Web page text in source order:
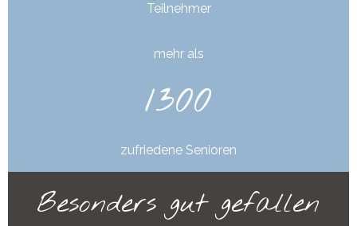
Teilnehmer
mehr als
1300
zufriedene Senioren
Besonders gut gefallen